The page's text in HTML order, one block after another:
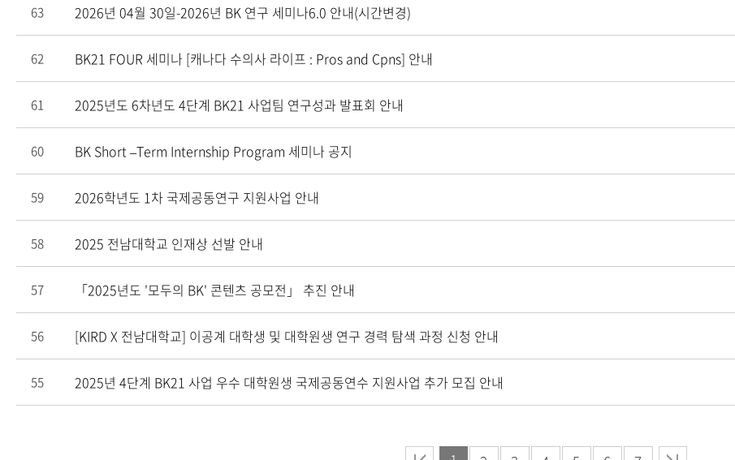
63 2026년 04월 30일-2026년 BK 연구 세미나6.0 안내(시간변경)
62 BK21 FOUR 세미나 [캐나다 수의사 라이프 : Pros and Cpns] 안내
61 2025년도 6차년도 4단계 BK21 사업팀 연구성과 발표회 안내
60 BK Short –Term Internship Program 세미나 공지
59 2026학년도 1차 국제공동연구 지원사업 안내
58 2025 전남대학교 인재상 선발 안내
57 「2025년도 '모두의 BK' 콘텐츠 공모전」 추진 안내
56 [KIRD X 전남대학교] 이공계 대학생 및 대학원생 연구 경력 탐색 과정 신청 안내
55 2025년 4단계 BK21 사업 우수 대학원생 국제공동연수 지원사업 추가 모집 안내